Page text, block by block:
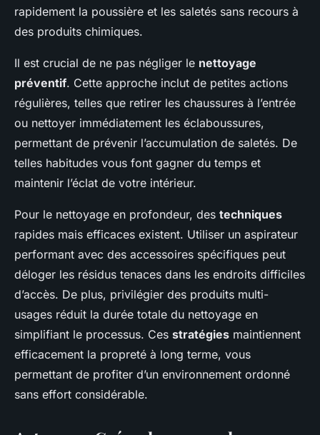
rapidement la poussière et les saletés sans recours à
des produits chimiques.
Il est crucial de ne pas négliger le nettoyage
préventif. Cette approche inclut de petites actions
régulières, telles que retirer les chaussures à l’entrée
ou nettoyer immédiatement les éclaboussures,
permettant de prévenir l’accumulation de saletés. De
telles habitudes vous font gagner du temps et
maintenir l’éclat de votre intérieur.
Pour le nettoyage en profondeur, des techniques
rapides mais efficaces existent. Utiliser un aspirateur
performant avec des accessoires spécifiques peut
déloger les résidus tenaces dans les endroits difficiles
d’accès. De plus, privilégier des produits multi-
usages réduit la durée totale du nettoyage en
simplifiant le processus. Ces stratégies maintiennent
efficacement la propreté à long terme, vous
permettant de profiter d’un environnement ordonné
sans effort considérable.